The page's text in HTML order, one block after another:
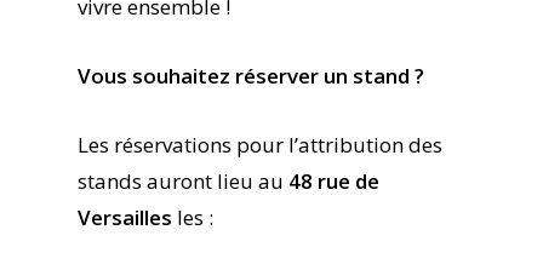
vivre ensemble !
Vous souhaitez réserver un stand ?
Les réservations pour l’attribution des
stands auront lieu au 48 rue de
Versailles les :